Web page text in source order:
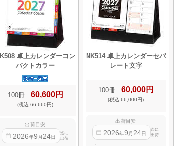
卓上カレンダーコン
パクトカラー
100冊: 60,600円
(税込 66,660円)
出荷目安
2026年9 月24日
迄に
出荷
NK514 卓上カレンダーセパ
レート文字
100冊: 60,000円
(税込 66,000円)
出荷目安
2026年9 月 24日
迄に
出荷